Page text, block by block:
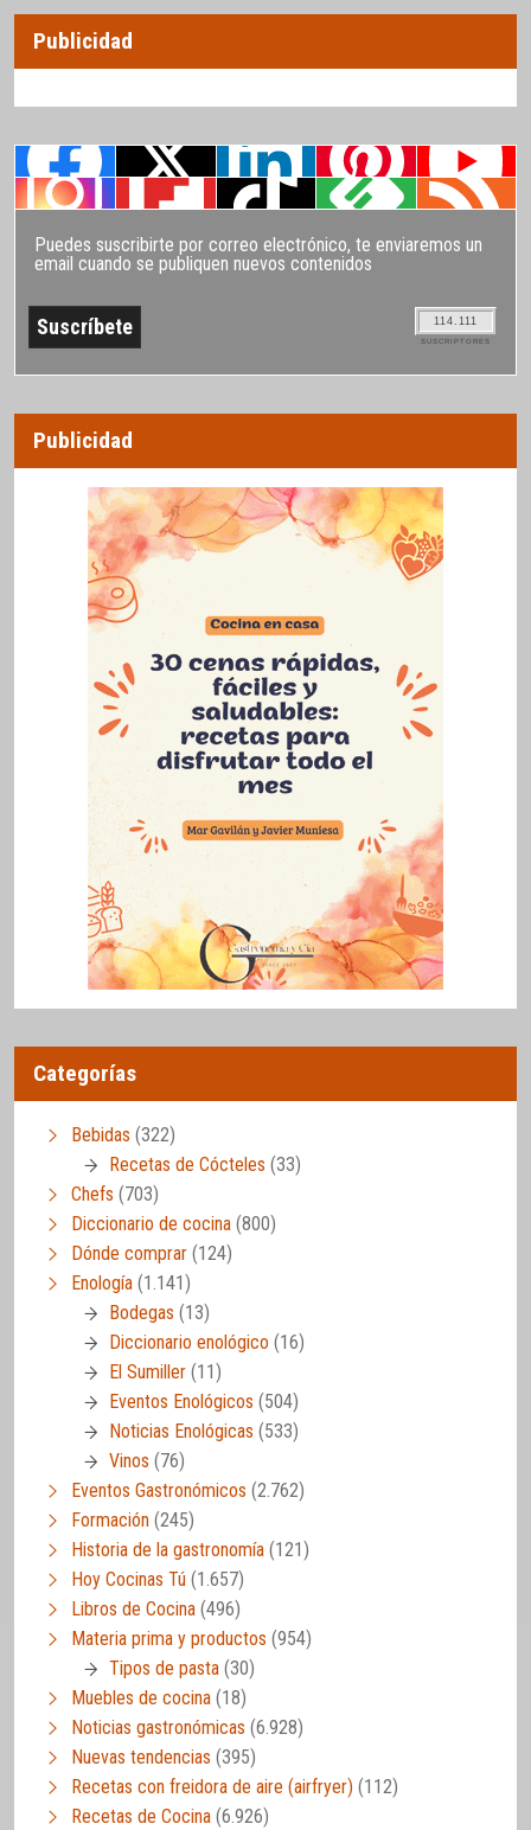
Publicidad
Puedes suscribirte por correo electrónico, te enviaremos un
email cuando se publiquen nuevos contenidos
114.111
SUSCRIPTORES
Publicidad
Categorías
Bebidas (322)
Recetas de Cócteles (33)
Chefs (703)
Diccionario de cocina (800)
Dónde comprar (124)
Enología (1.141)
Bodegas (13)
Diccionario enológico (16)
El Sumiller (11)
Eventos Enológicos (504)
Noticias Enológicas (533)
Vinos (76)
Eventos Gastronómicos (2.762)
Formación (245)
Historia de la gastronomía (121)
Hoy Cocinas Tú (1.657)
Libros de Cocina (496)
Materia prima y productos (954)
Tipos de pasta (30)
Muebles de cocina (18)
Noticias gastronómicas (6.928)
Nuevas tendencias (395)
Recetas con freidora de aire (airfryer) (112)
Recetas de Cocina (6.926)